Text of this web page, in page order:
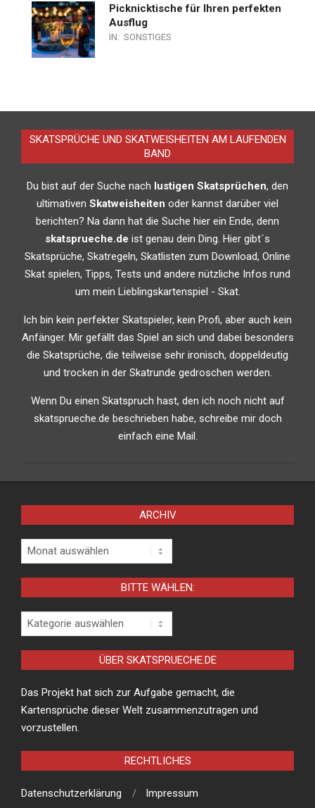
Picknicktische für Ihren perfekten
Ausflug
IN: SONSTIGES
SKATSPRÜCHE UND SKATWEISHEITEN AM LAUFENDEN
BAND
Du bist auf der Suche nach lustigen Skatsprüchen, den
ultimativen Skatweisheiten oder kannst darüber viel
berichten? Na dann hat die Suche hier ein Ende, denn
skatsprueche.de ist genau dein Ding. Hier gibt´s
Skatsprüche, Skatregeln, Skatlisten zum Download, Online
Skat spielen, Tipps, Tests und andere nützliche Infos rund
um mein Lieblingskartenspiel - Skat.
Ich bin kein perfekter Skatspieler, kein Profi, aber auch kein
Anfänger. Mir gefällt das Spiel an sich und dabei besonders
die Skatsprüche, die teilweise sehr ironisch, doppeldeutig
und trocken in der Skatrunde gedroschen werden.
Wenn Du einen Skatspruch hast, den ich noch nicht auf
skatsprueche.de beschrieben habe, schreibe mir doch
einfach eine Mail.
ARCHIV
Archiv
BITTE WÄHLEN:
Bitte
wählen:
ÜBER SKATSPRUECHE.DE
Das Projekt hat sich zur Aufgabe gemacht, die
Kartensprüche dieser Welt zusammenzutragen und
vorzustellen.
RECHTLICHES
Datenschutzerklärung Impressum